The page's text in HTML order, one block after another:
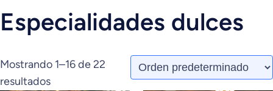
r
Especialidades dulces
Mostrando 1–16 de 22
resultados